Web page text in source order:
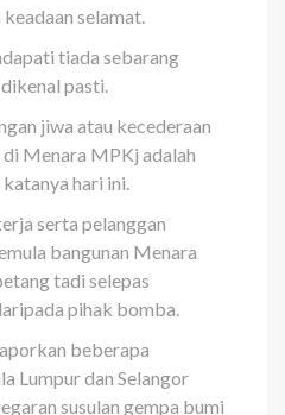
selamat.
tiada sebarang
pasti.
jiwa atau kecederaan
Menara MPKj adalah
hari ini.
serta pelanggan
bangunan Menara
tadi selepas
pihak bomba.
beberapa
Lumpur dan Selangor
susulan gempa bumi